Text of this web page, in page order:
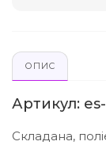
ОПИС
Артикул:
Складана,